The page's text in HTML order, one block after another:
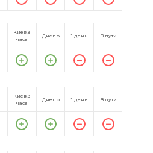
Киев 3
часа
Днепр 1 день В пути
Киев 3
часа
Днепр 1 день В пути